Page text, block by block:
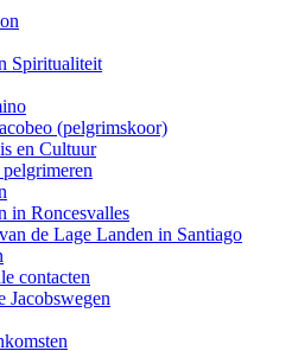
Spiritualiteit
(pelgrimskoor)
en Cultuur
in Roncesvalles
de Lage Landen in Santiago
contacten
Jacobswegen